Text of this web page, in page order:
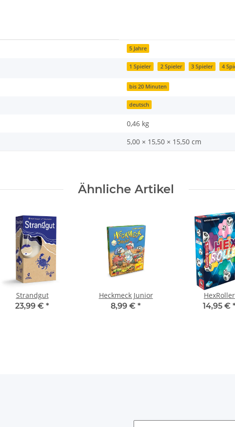
5 Jahre
1 Spieler 2 Spieler 3 Spieler 4
bis 20 Minuten
deutsch
0,46 kg
5,00 × 15,50 × 15,50 cm
Ähnliche Artikel
Strandgut
23,99 € *
Heckmeck Junior
8,99 € *
HexRoller
14,95 €